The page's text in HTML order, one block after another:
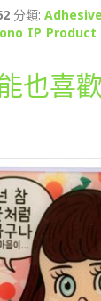
分類:
IP Product
也喜